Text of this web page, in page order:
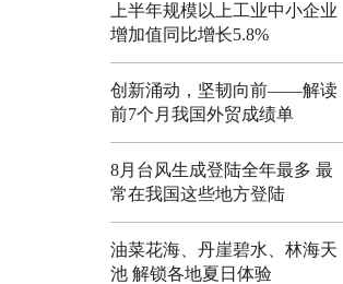
上半年规模以上工业中小企业
增加值同比增长5.8%
创新涌动，坚韧向前——解读
前7个月我国外贸成绩单
8月台风生成登陆全年最多 最
常在我国这些地方登陆
油菜花海、丹崖碧水、林海天
池 解锁各地夏日体验